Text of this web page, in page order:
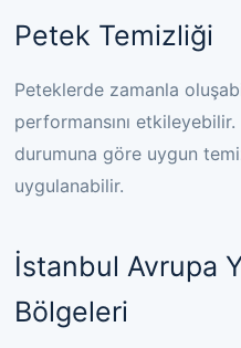
Petek Temizliği
Peteklerde zamanla
performansını
durumuna göre uygun
uygulanabilir.
İstanbul Avrupa
Bölgeleri